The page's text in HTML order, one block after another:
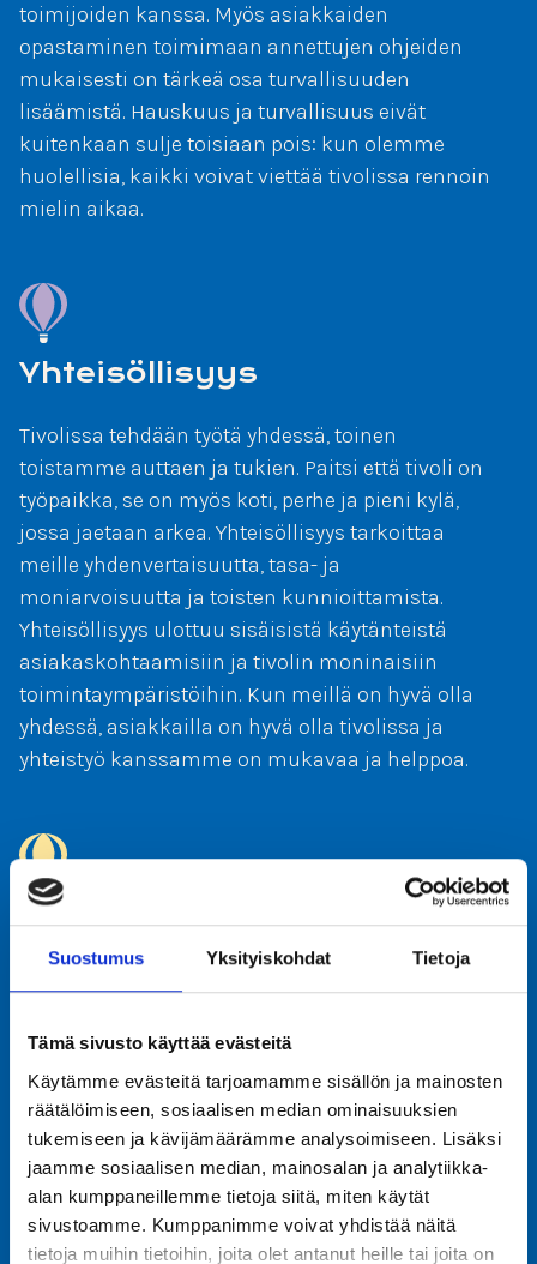
Suostumus Yksityiskohdat Tietoja
Tämä sivusto käyttää evästeitä
Käytämme evästeitä tarjoamamme sisällön ja mainosten
räätälöimiseen, sosiaalisen median ominaisuuksien
tukemiseen ja kävijämäärämme analysoimiseen. Lisäksi
jaamme sosiaalisen median, mainosalan ja analytiikka-
alan kumppaneillemme tietoja siitä, miten käytät
sivustoamme. Kumppanimme voivat yhdistää näitä
tietoja muihin tietoihin, joita olet antanut heille tai joita on
toimijoiden kanssa. Myös asiakkaiden
opastaminen toimimaan annettujen ohjeiden
mukaisesti on tärkeä osa turvallisuuden
lisäämistä. Hauskuus ja turvallisuus eivät
kuitenkaan sulje toisiaan pois: kun olemme
huolellisia, kaikki voivat viettää tivolissa rennoin
mielin aikaa.
Yhteisöllisyys
Tivolissa tehdään työtä yhdessä, toinen
toistamme auttaen ja tukien. Paitsi että tivoli on
työpaikka, se on myös koti, perhe ja pieni kylä,
jossa jaetaan arkea. Yhteisöllisyys tarkoittaa
meille yhdenvertaisuutta, tasa- ja
moniarvoisuutta ja toisten kunnioittamista.
Yhteisöllisyys ulottuu sisäisistä käytänteistä
asiakaskohtaamisiin ja tivolin moninaisiin
toimintaympäristöihin. Kun meillä on hyvä olla
yhdessä, asiakkailla on hyvä olla tivolissa ja
yhteistyö kanssamme on mukavaa ja helppoa.
Asiakaskeskeisyys
Asiakaskeskeisyys kertoo siitä, miten tivolin
Jokaisella asiakkaalla, olipa kyse sitten yksilöstä
tai yrityksestä, on omat tarpeensa. Toimintamme
keskiössä on palvelujen muotoilu
asiakkaitamme ajatellen ja tätä kautta
liiketoiminnan jatkuvuuden turvaaminen.
Pyrimme ymmärtämään ja tuntemaan
asiakaskuntaamme niin hyvin, että voimme